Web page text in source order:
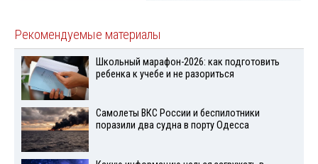
Рекомендуемые материалы
Школьный марафон-2026: как подготовить
ребенка к учебе и не разориться
Самолеты ВКС России и беспилотники
поразили два судна в порту Одесса